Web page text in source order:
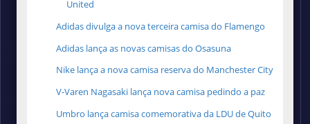
United
Adidas divulga a nova terceira camisa do Flamengo
Adidas lança as novas camisas do Osasuna
Nike lança a nova camisa reserva do Manchester City
V-Varen Nagasaki lança nova camisa pedindo a paz
Umbro lança camisa comemorativa da LDU de Quito